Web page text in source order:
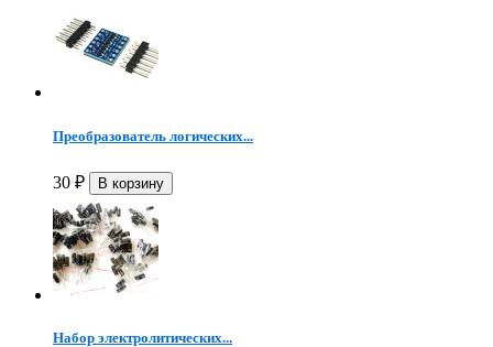
Преобразователь логических...
30 ₽
Набор электролитических...